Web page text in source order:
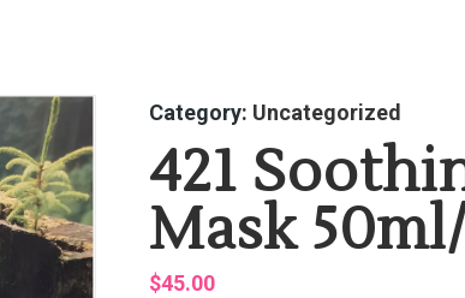
Category: Uncategorized
421
Mask
$45.00